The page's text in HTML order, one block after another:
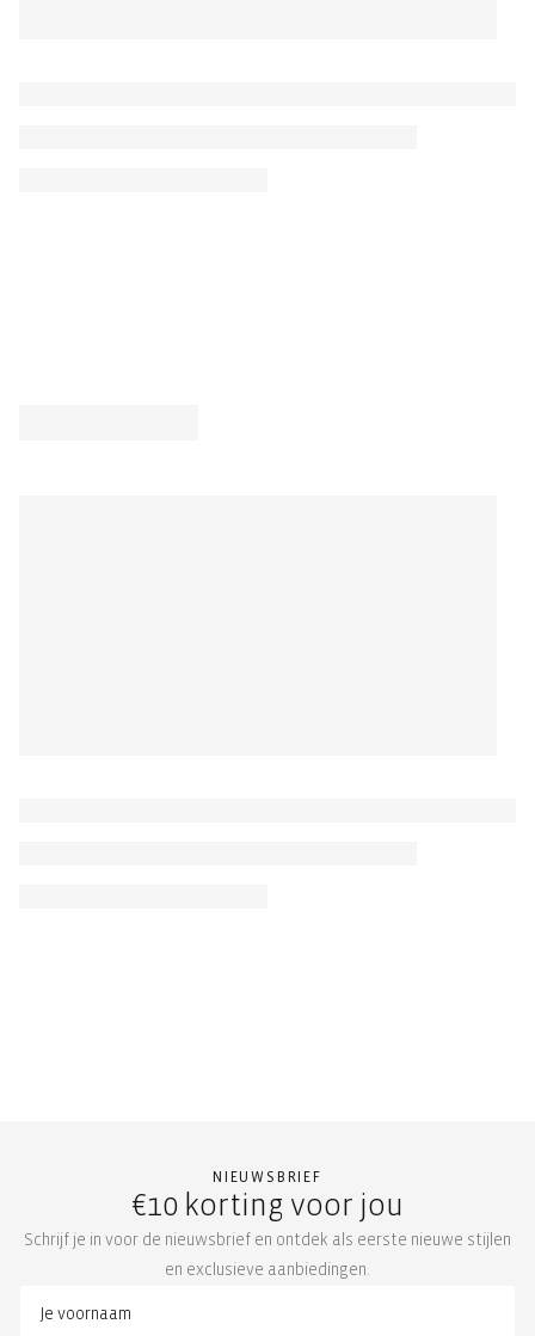
NIEUWSBRIEF
€10 korting voor jou
Schrijf je in voor de nieuwsbrief en ontdek als eerste nieuwe stijlen
en exclusieve aanbiedingen.